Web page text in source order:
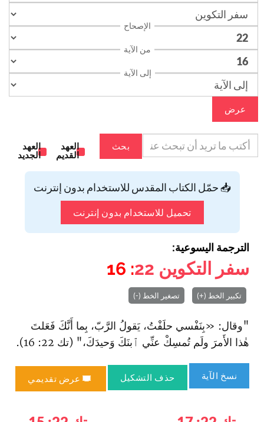
الإصحاح
من الآية
إلى الآية
عرض
بحث
العهد
القديم
العهد
الجديد
📥 حمّل الكتاب المقدس للاستخدام بدون إنترنت
تحميل للاستخدام بدون إنترنت
الترجمة اليسوعية:
سفر التكوين 22
: 16
تكبير الخط (+) تصغير الخط (-)
"وقال: «بِنَفْسي حلَفْتُ، يَقولُ الرَّبّ، بِما أَنَّكَ فَعَلتَ
هٰذا الأَمرَ ولَم تُمسِكْ عنِّي ٱبنَكَ وَحيدَكَ،" (تك 22: 16).
نسخ الآية حذف التشكيل عرض تقديمي